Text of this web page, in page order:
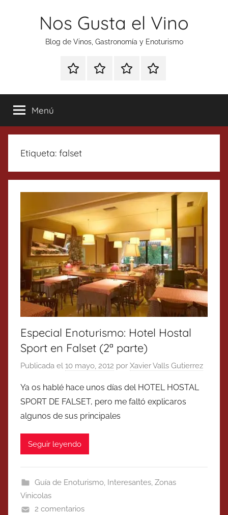
Nos Gusta el Vino
Blog de Vinos, Gastronomía y Enoturismo
Especial
Tonics
Enoturismo
Gastronomía
RankingContacto
Menú
Etiqueta: falset
Especial Enoturismo: Hotel Hostal
Sport en Falset (2ª parte)
Publicada el 10 mayo, 2012 por Xavier Valls Gutierrez
Ya os hablé hace unos días del HOTEL HOSTAL
SPORT DE FALSET, pero me faltó explicaros
algunos de sus principales
Seguir leyendo
Guía de Enoturismo, Interesantes, Zonas
Vinicolas
2 comentarios